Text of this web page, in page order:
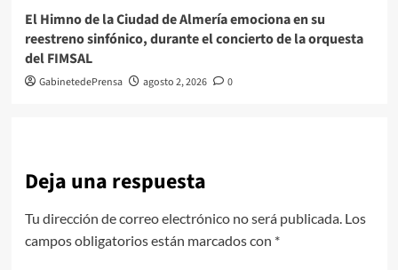
El Himno de la Ciudad de Almería emociona en su
reestreno sinfónico, durante el concierto de la orquesta
del FIMSAL
GabinetedePrensa agosto 2, 2026 0
Deja una respuesta
Tu dirección de correo electrónico no será publicada. Los
campos obligatorios están marcados con *